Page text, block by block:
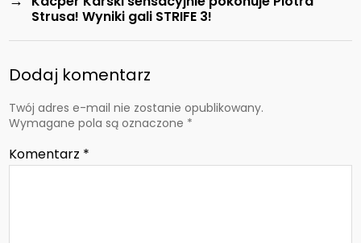
Strusa! Wyniki gali STRIFE 3!
Dodaj komentarz
Twój adres e-mail nie zostanie opublikowany.
Wymagane pola są oznaczone *
Komentarz *